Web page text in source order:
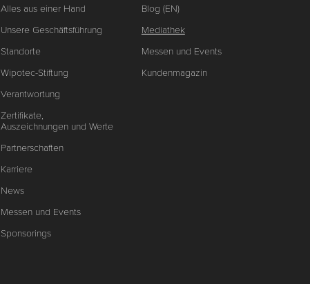
Alles aus einer Hand
Unsere Geschäftsführung
Standorte
Wipotec-Stiftung
Verantwortung
Zertifikate,
Auszeichnungen und Werte
Partnerschaften
Karriere
News
Messen und Events
Sponsorings
Blog (EN)
Mediathek
Messen und Events
Kundenmagazin